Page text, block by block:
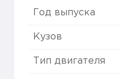
Год выпуска
Кузов
Тип двигателя